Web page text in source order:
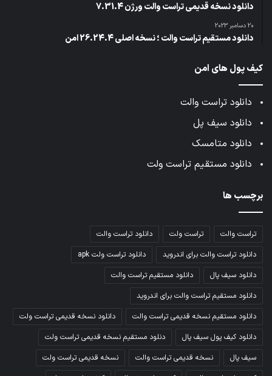
دانلود نسخه قدیمی تراست والت ورژن 7.31.4
20 دسامبر 2023
دانلود مستقیم تراست والت ؛ نسخه اصلی 26.24.4 امن
کیف پول های امن
دانلود تراست والت
دانلود سیف پل
دانلود متامسک
دانلود مستقیم تراست ولت
برچسب ها
تراست والت تراست ولت
دانلود تراست والت
دانلود تراست والت برای اندروید
دانلود تراست ولت apk
دانلود سیف پال
دانلود مستقیم تراست والت
دانلود مستقیم تراست والت برای اندروید
دانلود مستقیم نسخه قدیمی تراست والت
دانلود نسخه قدیمی تراست ولت
دانلود کیف پول سیف پال
دنلود مستقیم نسخه قدیمی تراست ولت
سیف پال
نسخه قدیمی تراست والت
نسخه قدیمی تراست ولت